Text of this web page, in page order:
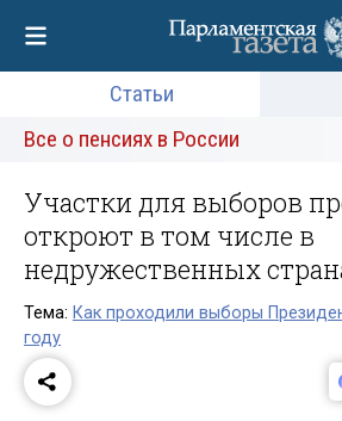
Статьи
Все о пенсиях в России
Участки для выборов
откроют в том числе в
недружественных
Тема: Как проходили выборы
году